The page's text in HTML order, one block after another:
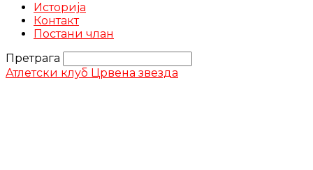
Историја
Контакт
Постани члан
Претрага
Атлетски клуб Црвена звезда